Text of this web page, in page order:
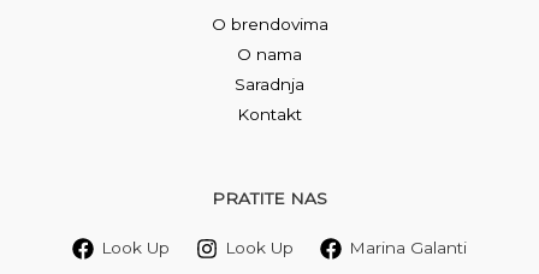
O brendovima
O nama
Saradnja
Kontakt
PRATITE NAS
Look Up Look Up Marina Galanti